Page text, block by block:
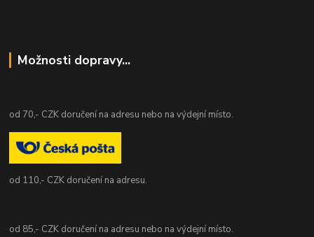
Možnosti dopravy...
od 70,- CZK doručení na adresu nebo na výdejní místo.
od 110,- CZK doručení na adresu.
od 85,- CZK doručení na adresu nebo na výdejní místo.